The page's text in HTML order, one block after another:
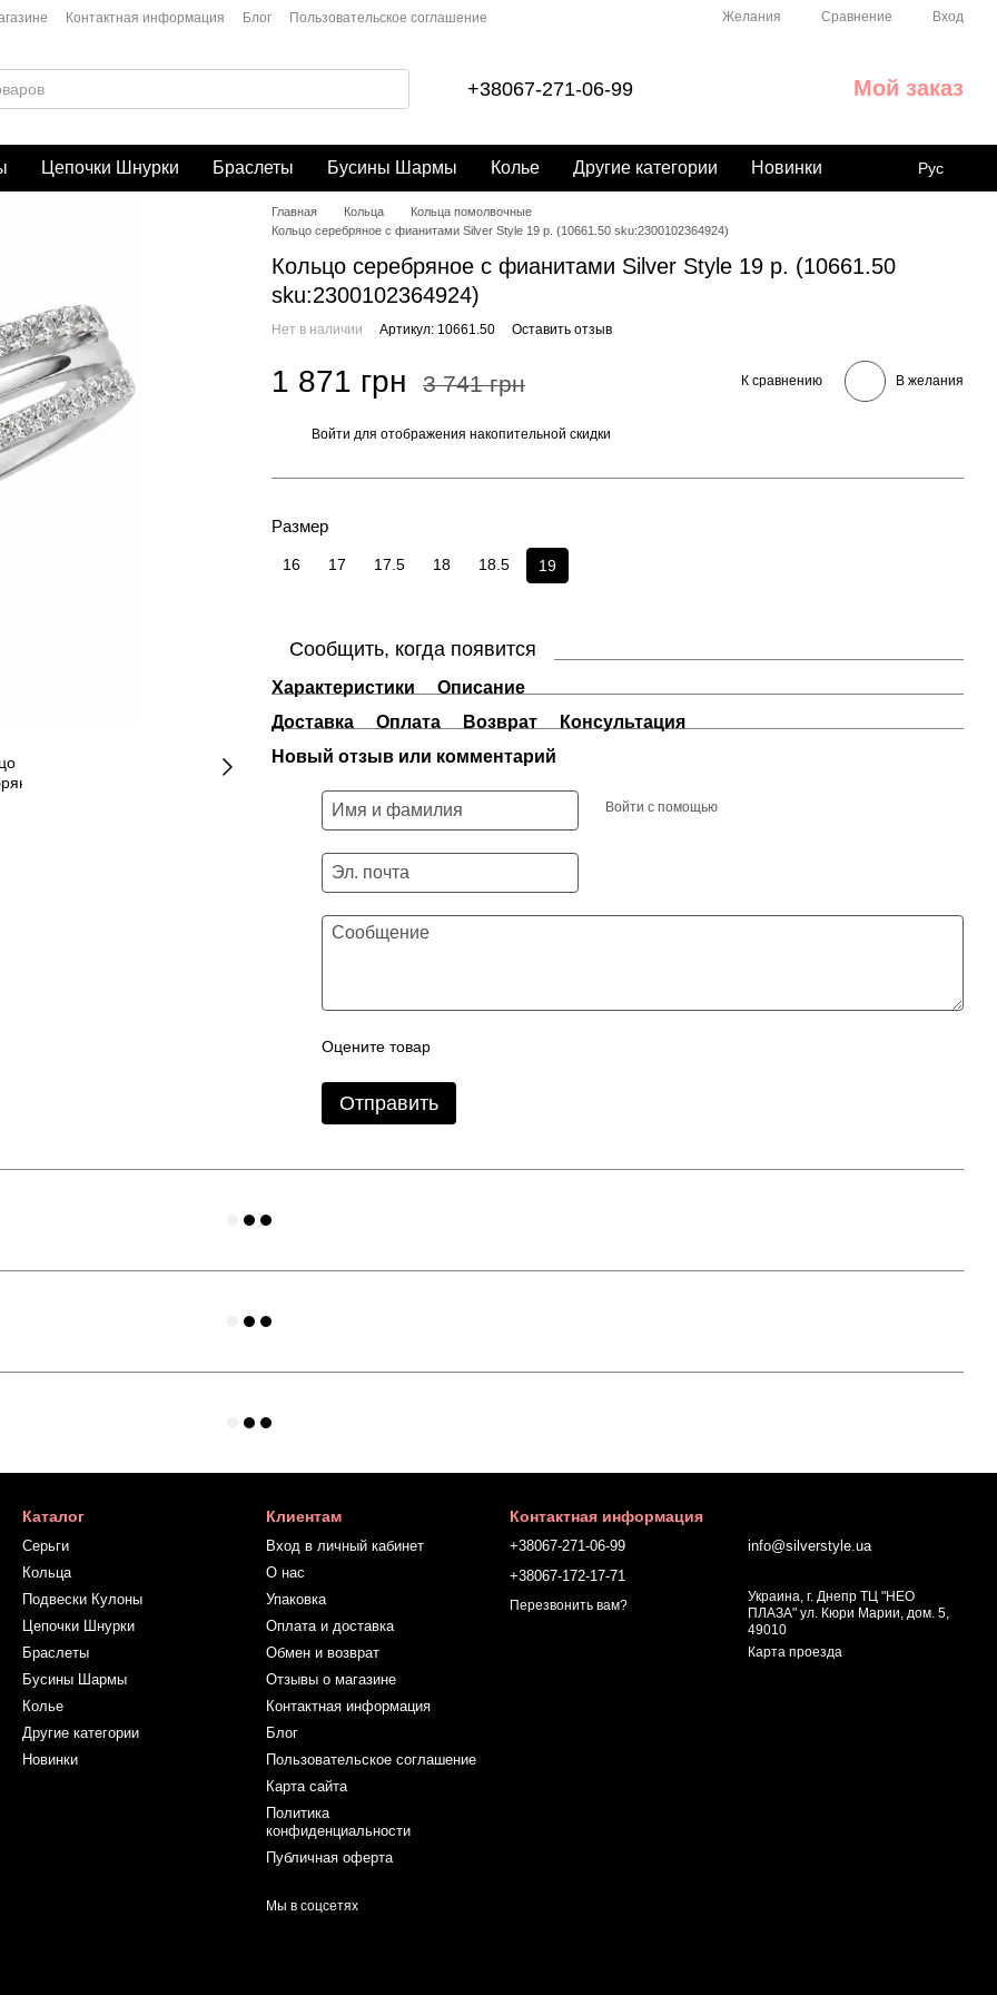
Контактная информация Блог Пользовательское соглашение Желания Сравнение Вход
+38067-271-06-99 Мой заказ
Цепочки Шнурки Браслеты Бусины Шармы Колье Другие категории Новинки Рус
Главная Кольца
Кольца помолвочные
Кольцо серебряное с фианитами Silver Style 19 р. (10661.50 sku:2300102364924)
Кольцо серебряное с фианитами Silver Style 19 р. (10661.50
sku:2300102364924)
Нет в наличии Артикул: 10661.50 Оставить отзыв
1 871 грн 3 741 грн К сравнению В желания
Войти для отображения накопительной скидки
Размер
16 17 17.5 18 18.5 19
Сообщить, когда появится
Характеристики
Описание
Доставка
Оплата Возврат
Консультация
Новый отзыв или комментарий
Войти с помощью
Оцените товар
Отправить
Каталог
Серьги
Кольца
Подвески Кулоны
Цепочки Шнурки
Браслеты
Бусины Шармы
Колье
Другие категории
Новинки
Клиентам
Вход в личный кабинет
О нас
Упаковка
Оплата и доставка
Обмен и возврат
Отзывы о магазине
Контактная информация
Блог
Пользовательское соглашение
Карта сайта
Политика
конфиденциальности
Публичная оферта
Мы в соцсетях
Контактная информация
+38067-271-06-99
+38067-172-17-71
Перезвонить вам?
info@silverstyle.ua
Украина, г. Днепр ТЦ "НЕО
ПЛАЗА" ул. Кюри Марии, дом. 5,
49010
Карта проезда